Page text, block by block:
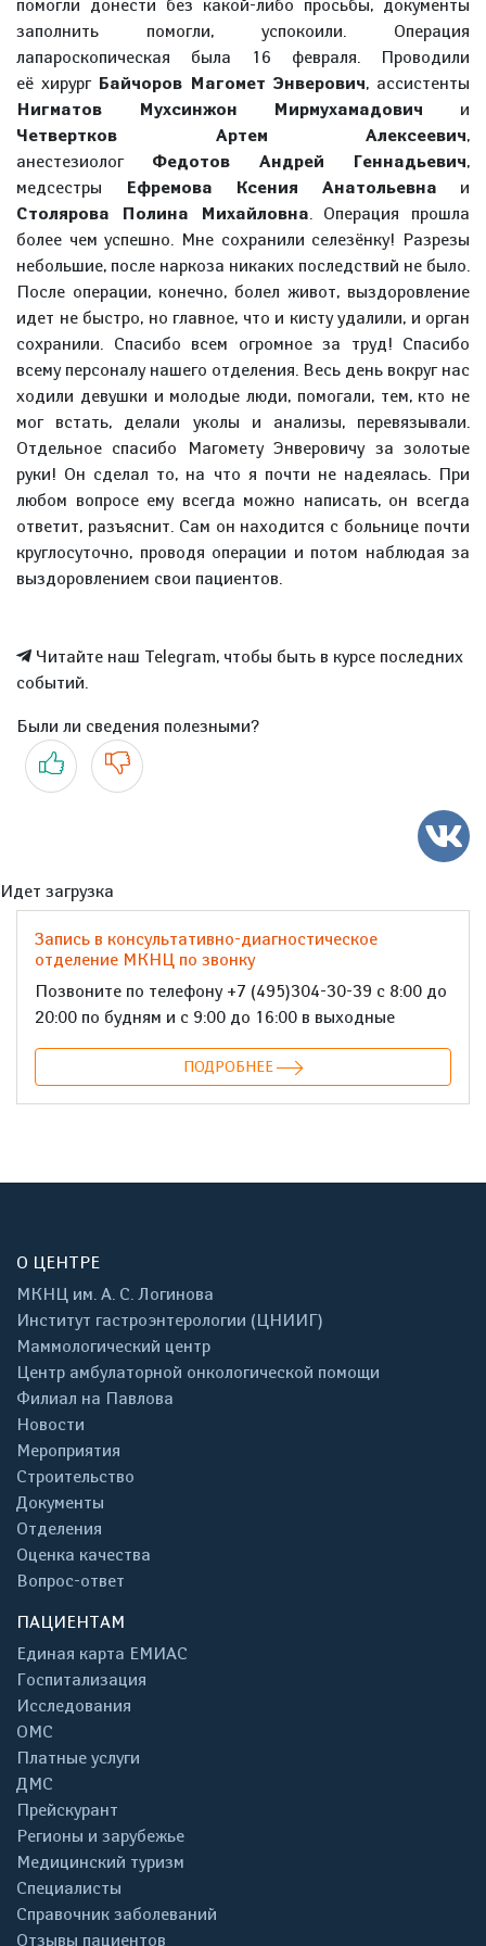
помогли донести без какой-либо просьбы, документы
заполнить помогли, успокоили. Операция
лапароскопическая была 16 февраля. Проводили
её хирург Байчоров Магомет Энверович, ассистенты
Нигматов Мухсинжон Мирмухамадович и
Четвертков Артем Алексеевич,
анестезиолог Федотов Андрей Геннадьевич,
медсестры
Ефремова Ксения Анатольевна и
Столярова Полина Михайловна. Операция прошла
более чем успешно. Мне сохранили селезёнку! Разрезы
небольшие, после наркоза никаких последствий не было.
После операции, конечно, болел живот, выздоровление
идет не быстро, но главное, что и кисту удалили, и орган
сохранили. Спасибо всем огромное за труд! Спасибо
всему персоналу нашего отделения. Весь день вокруг нас
ходили девушки и молодые люди, помогали, тем, кто не
мог встать, делали уколы и анализы, перевязывали.
Отдельное спасибо Магомету Энверовичу за золотые
руки! Он сделал то, на что я почти не надеялась. При
любом вопросе ему всегда можно написать, он всегда
ответит, разъяснит. Сам он находится с больнице почти
круглосуточно, проводя операции и потом наблюдая за
выздоровлением свои пациентов.
Читайте наш Telegram, чтобы быть в курсе последних
событий.
Были ли сведения полезными?
Да Нет
Идет загрузка
Запись в консультативно-диагностическое
отделение МКНЦ по звонку
Позвоните по телефону +7 (495)304-30-39 с 8:00 до
20:00 по будням и с 9:00 до 16:00 в выходные
ПОДРОБНЕЕ
О ЦЕНТРЕ
МКНЦ им. А. С. Логинова
Институт гастроэнтерологии (ЦНИИГ)
Маммологический центр
Центр амбулаторной онкологической помощи
Филиал на Павлова
Новости
Мероприятия
Строительство
Документы
Отделения
Оценка качества
Вопрос-ответ
ПАЦИЕНТАМ
Единая карта ЕМИАС
Госпитализация
Исследования
ОМС
Платные услуги
ДМС
Прейскурант
Регионы и зарубежье
Медицинский туризм
Специалисты
Справочник заболеваний
Отзывы пациентов